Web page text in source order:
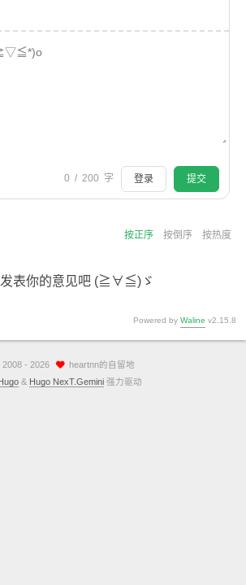
0 / 200 字 登录 提交
按正序 按倒序 按热度
表你的意见吧 (≧∀≦)ゞ
Powered by Waline v2.15.8
2008 - 2026
heartnn的自留地
& Hugo NexT.Gemini 强力驱动